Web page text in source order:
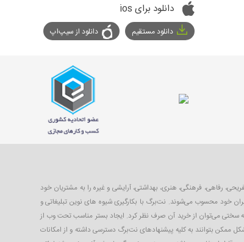
دانلود برای ios
دانلود مستقیم دانلود از سیپ‌اپ
از بهترین مکان‌های شهر شامل رستوران‌ها، مراکز ورزشی، تفریحی، رفاهی، فرهنگی، هنری، بهداشتی، آرایشی و غیره را به مشتریان خود
خود محسوب می‌شوند. نت‌برگ با بکارگیری شیوه های نوین تبلیغاتی و
به سختی می‌توان از خرید آن صرف نظر کرد. ایجاد بستر مناسب تحت وب از
ممکن بتوانند به کلیه پیشنهادهای نت‌برگ دسترسی داشته و از امکانات